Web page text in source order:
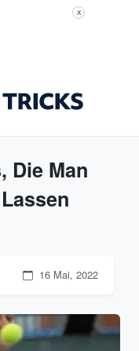
X
Die Man
16 Mai, 2022